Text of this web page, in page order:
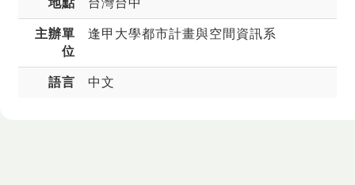
主辦單
位
逢甲大學都市計畫與空間資訊系
語言 中文